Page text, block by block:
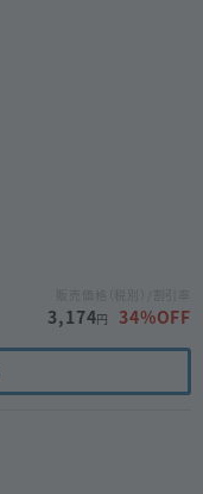
3,174円 34%OFF